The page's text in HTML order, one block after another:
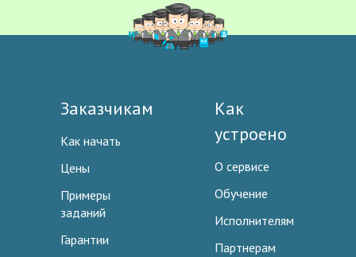
Заказчикам
Как начать
Цены
Примеры
заданий
Гарантии
Как
устроено
О сервисе
Обучение
Исполнителям
Партнерам